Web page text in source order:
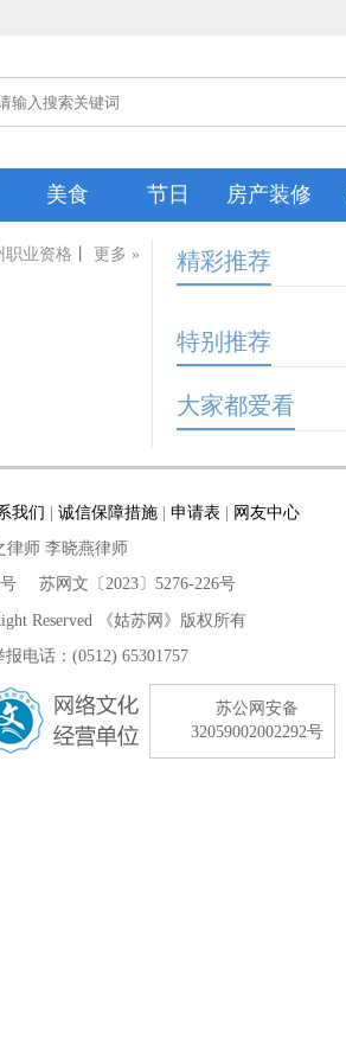
美食 节日 房产装修
职业资格 更多 » 精彩推荐
特别推荐
大家都爱看
我们 诚信保障措施| 申请表|
网友中心
律师 李晓燕律师
苏网文〔2023〕5276-226号
Reserved 《姑苏网》版权所有
报电话：(0512) 65301757
苏公网安备
32059002002292号